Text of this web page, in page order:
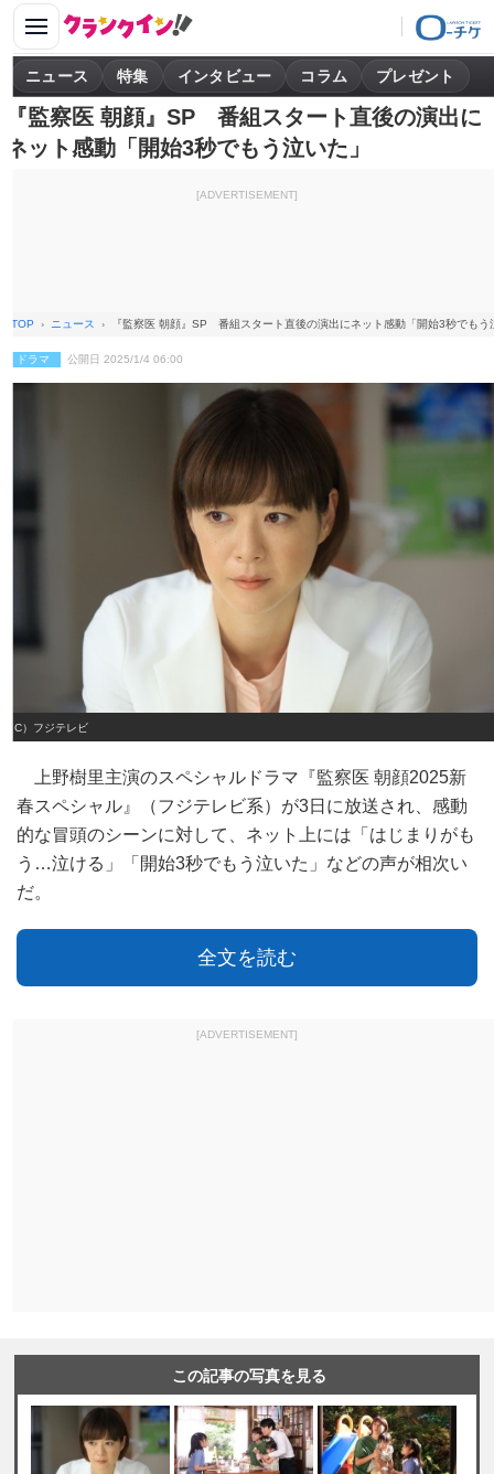
ニュース 特集 インタビュー コラム プレゼント
『監察医 朝顔』SP 番組スタート直後の演出に
ネット感動「開始3秒でもう泣いた」
[ADVERTISEMENT]
TOP ニュース 『監察医 朝顔』SP 番組スタート直後の演出にネット感動「開始3秒でもう
ドラマ 公開日 2025/1/4 06:00
（C）フジテレビ
上野樹里主演のスペシャルドラマ『監察医 朝顔2025新
春スペシャル』（フジテレビ系）が3日に放送され、感動
的な冒頭のシーンに対して、ネット上には「はじまりがも
う…泣ける」「開始3秒でもう泣いた」などの声が相次い
だ。
全文を読む
[ADVERTISEMENT]
この記事の写真を見る